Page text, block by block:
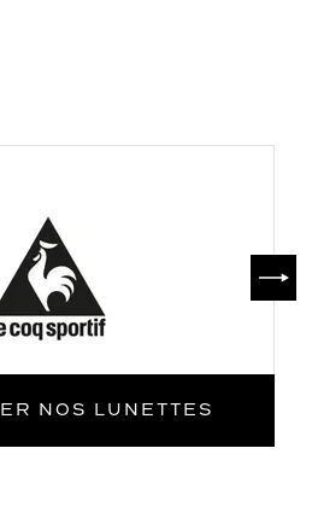
NOS LUNETTES